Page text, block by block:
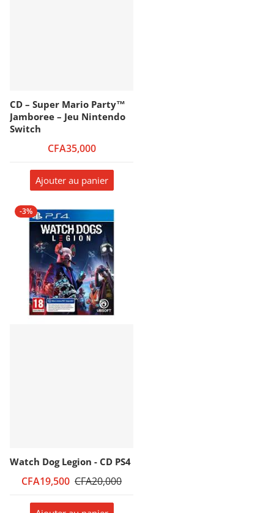
CD – Super Mario Party™
Jamboree – Jeu Nintendo
Switch
CFA35,000
Ajouter au panier
-3%
Watch Dog Legion - CD PS4
CFA19,500 CFA20,000